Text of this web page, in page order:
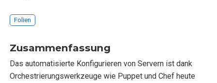
Folien
Zusammenfassung
Das automatisierte Konfigurieren von Servern ist dank
Orchestrierungswerkzeuge wie Puppet und Chef heute